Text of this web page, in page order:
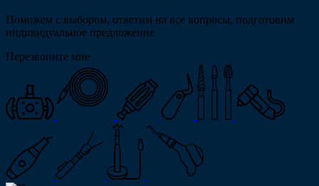
Поможем с выбором, ответим на все вопросы, подготовим
индивидуальное предложение
Перезвоните мне